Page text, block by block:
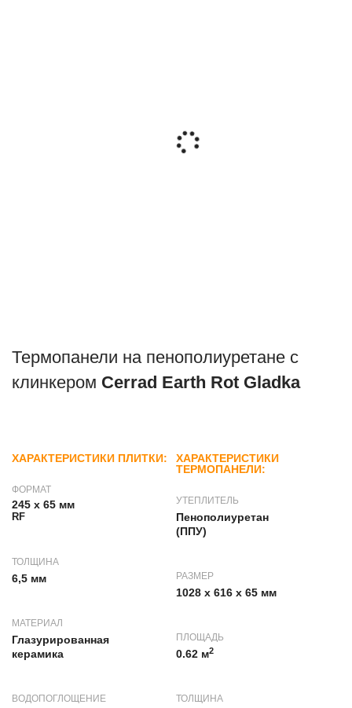
Термопанели на пенополиуретане с
клинкером Cerrad Earth Rot Gladka
ХАРАКТЕРИСТИКИ ПЛИТКИ:
ФОРМАТ
245 x 65 мм
RF
ТОЛЩИНА
6,5 мм
МАТЕРИАЛ
Глазурированная
керамика
ВОДОПОГЛОЩЕНИЕ
ХАРАКТЕРИСТИКИ
ТЕРМОПАНЕЛИ:
УТЕПЛИТЕЛЬ
Пенополиуретан
(ППУ)
РАЗМЕР
1028 х 616 х 65 мм
ПЛОЩАДЬ
0.62 м2
ТОЛЩИНА